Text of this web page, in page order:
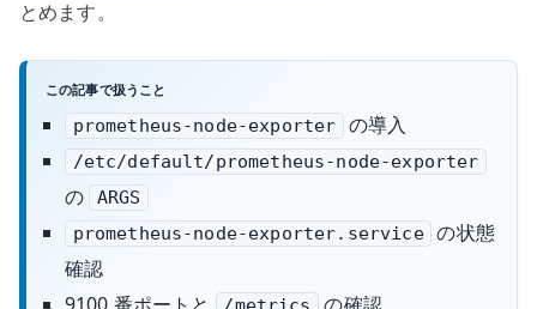
とめます。
この記事で扱うこと
prometheus-node-exporter の導入
/etc/default/prometheus-node-exporter
の
ARGS
prometheus-node-exporter.service
の状態
確認